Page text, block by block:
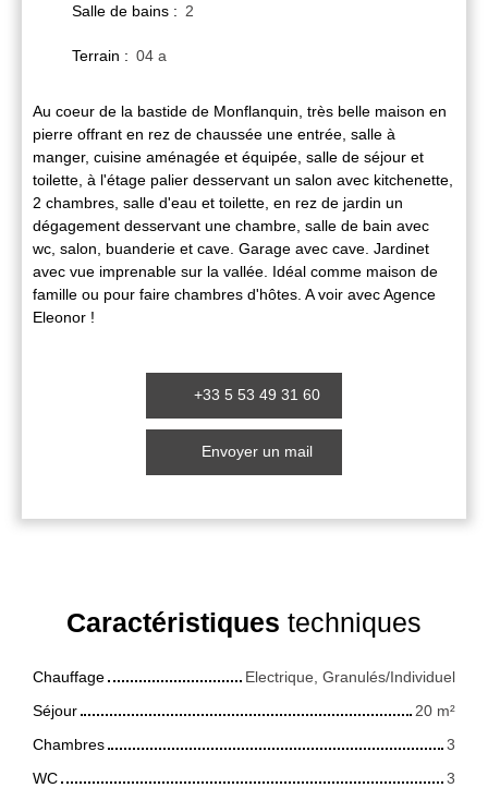
Salle de bains : 2
Terrain : 04 a
Au coeur de la bastide de Monflanquin, très belle maison en
pierre offrant en rez de chaussée une entrée, salle à
manger, cuisine aménagée et équipée, salle de séjour et
toilette, à l'étage palier desservant un salon avec kitchenette,
2 chambres, salle d'eau et toilette, en rez de jardin un
dégagement desservant une chambre, salle de bain avec
wc, salon, buanderie et cave. Garage avec cave. Jardinet
avec vue imprenable sur la vallée. Idéal comme maison de
famille ou pour faire chambres d'hôtes. A voir avec Agence
Eleonor !
+33 5 53 49 31 60
Envoyer un mail
Caractéristiques techniques
Chauffage
Electrique, Granulés/Individuel
Séjour
20 m²
Chambres
3
WC
3